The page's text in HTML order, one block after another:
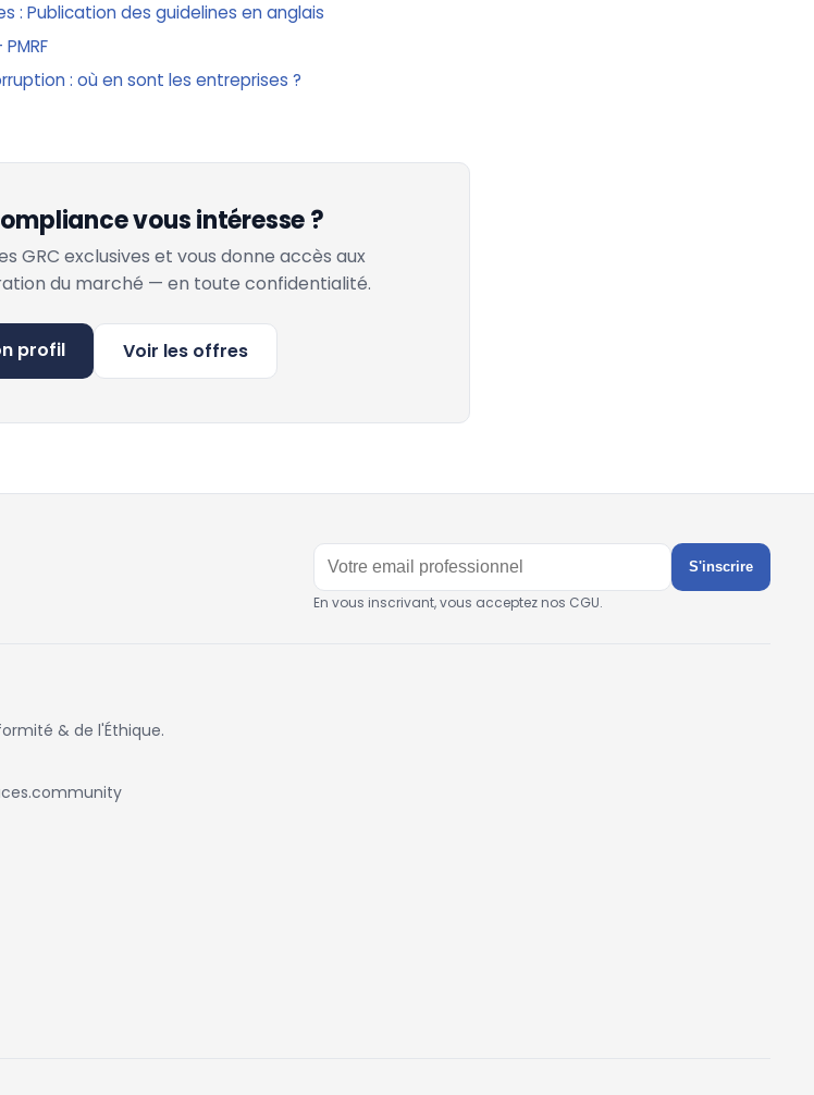
: Publication des guidelines en anglais
: où en sont les entreprises ?
vous intéresse ?
GRC exclusives et vous donne accès aux
du marché — en toute confidentialité.
profil Voir les offres
S'inscrire
En vous inscrivant, vous acceptez nos CGU.
& de l'Éthique.